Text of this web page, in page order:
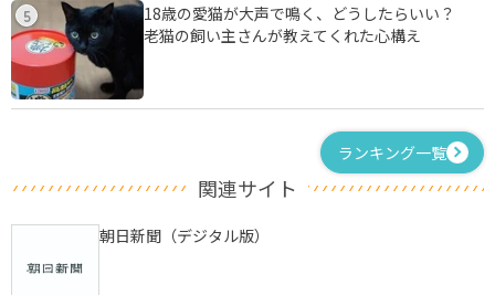
5
18歳の愛猫が大声で鳴く、どうしたらいい？
老猫の飼い主さんが教えてくれた心構え
ランキング一覧
関連サイト
朝日新聞（デジタル版）